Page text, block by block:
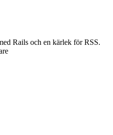
Rails och en kärlek för RSS.